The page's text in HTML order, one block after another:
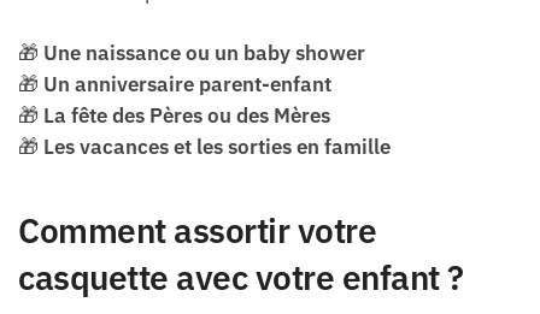
🎁 Une naissance ou un baby shower
🎁 Un anniversaire parent-enfant
🎁 La fête des Pères ou des Mères
🎁 Les vacances et les sorties en famille
Comment assortir votre
casquette avec votre enfant ?